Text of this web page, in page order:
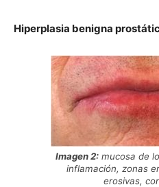
Hiperplasia benigna
Imagen 2: mucosa de
inflamación, zonas
erosivas,